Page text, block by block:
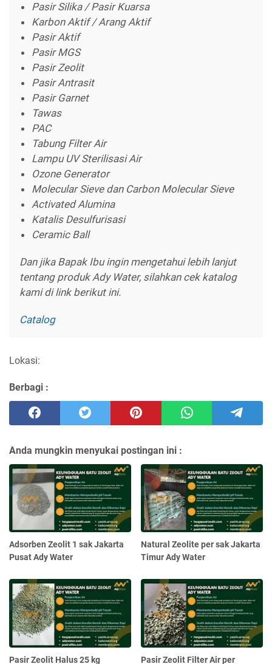
Pasir Silika / Pasir Kuarsa
Karbon Aktif / Arang Aktif
Pasir Aktif
Pasir MGS
Pasir Zeolit
Pasir Antrasit
Pasir Garnet
Tawas
PAC
Tabung Filter Air
Lampu UV Sterilisasi Air
Ozone Generator
Molecular Sieve dan Carbon Molecular Sieve
Activated Alumina
Katalis Desulfurisasi
Ceramic Ball
Dan jika Bapak Ibu ingin mengetahui lebih lanjut
tentang produk Ady Water, silahkan cek katalog
kami di link berikut ini.
Catalog
Lokasi:
Berbagi :
Anda mungkin menyukai postingan ini :
Adsorben Zeolit 1 sak Jakarta
Pusat Ady Water
Natural Zeolite per sak Jakarta
Timur Ady Water
Pasir Zeolit Halus 25 kg
Pasir Zeolit Filter Air per